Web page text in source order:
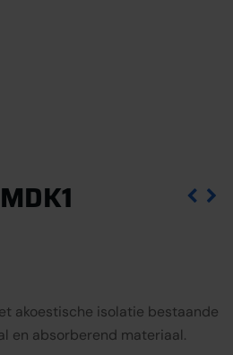
akoestische isolatie bestaande
en absorberend materiaal.